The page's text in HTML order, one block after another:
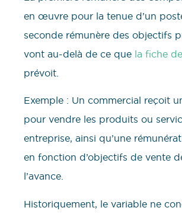
en œuvre pour la tenue d’un
seconde rémunère des objectifs
vont au-delà de ce que la fiche
prévoit.
Exemple : Un commercial reçoit
pour vendre les produits ou
entreprise, ainsi qu’une
en fonction d’objectifs de vente
l’avance.
Historiquement, le variable ne